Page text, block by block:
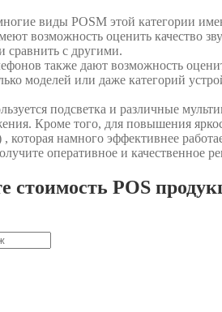
виды POSM этой категории
возможность оценить качество
сравнить с другими.
также дают возможность
моделей или даже категорий
подсветка и различные
Кроме того, для повышения
которая намного эффективнее
оперативное и качественное
стоимость POS